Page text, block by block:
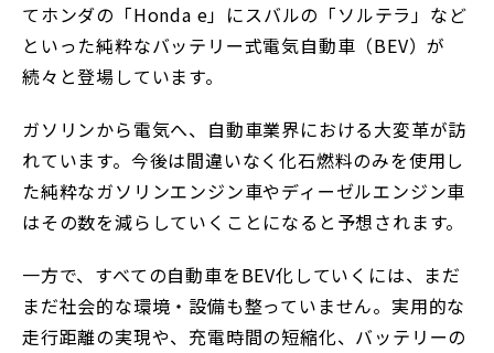
てホンダの「Honda e」にスバルの「ソルテラ」など
といった純粋なバッテリー式電気自動車（BEV）が
続々と登場しています。
ガソリンから電気へ、自動車業界における大変革が訪
れています。今後は間違いなく化石燃料のみを使用し
た純粋なガソリンエンジン車やディーゼルエンジン車
はその数を減らしていくことになると予想されます。
一方で、すべての自動車をBEV化していくには、まだ
まだ社会的な環境・設備も整っていません。実用的な
走行距離の実現や、充電時間の短縮化、バッテリーの